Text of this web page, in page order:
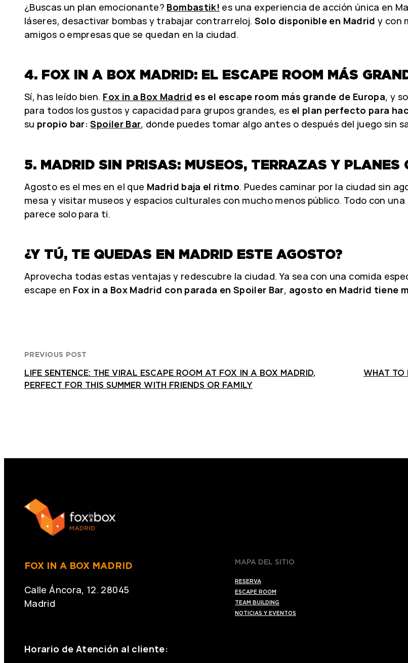
¿Buscas un plan emocionante? Bombastik! es una experiencia de acción única en
láseres, desactivar bombas y trabajar contrarreloj. Solo disponible en Madrid y con
amigos o empresas que se quedan en la ciudad.
4. FOX IN A BOX MADRID: EL ESCAPE ROOM MÁS
Sí, has leído bien. Fox in a Box Madrid es el escape room más grande de Europa, y
para todos los gustos y capacidad para grupos grandes, es el plan perfecto para
su propio bar:Spoiler Bar, donde puedes tomar algo antes o después del juego sin
5. MADRID SIN PRISAS: MUSEOS, TERRAZAS Y PLANES
Agosto es el mes en el que Madrid baja el ritmo. Puedes caminar por la ciudad sin
mesa y visitar museos y espacios culturales con mucho menos público. Todo con
parece solo para ti.
¿Y TÚ, TE QUEDAS EN MADRID ESTE AGOSTO?
Aprovecha todas estas ventajas y redescubre la ciudad. Ya sea con una comida
escape en Fox in a Box Madrid con parada en Spoiler Bar, agosto en Madrid tiene
PREVIOUS POST
LIFE SENTENCE: THE VIRAL ESCAPE ROOM AT FOX IN A BOX MADRID,
PERFECT FOR THIS SUMMER WITH FRIENDS OR FAMILY
WHAT TO
FOX IN A BOX MADRID
Calle Áncora, 12. 28045
Madrid
Horario de Atención al cliente:
MAPA DEL SITIO
RESERVA
ESCAPE ROOM
TEAM BUILDING
NOTICIAS Y EVENTOS